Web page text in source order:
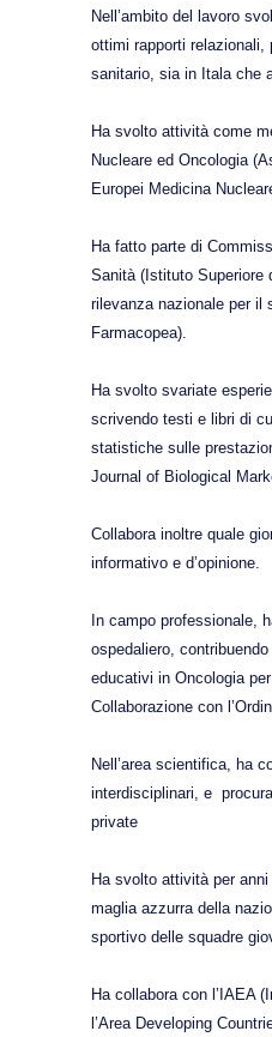
Nell’ambito del lavoro
ottimi rapporti relazionali,
sanitario, sia in Itala che
Ha svolto attività come
Nucleare ed Oncologia
Europei Medicina
Ha fatto parte di
Sanità (Istituto Superiore
rilevanza nazionale per il
Farmacopea).
Ha svolto svariate
scrivendo testi e libri di
statistiche sulle
Journal of Biological
Collabora inoltre quale
informativo e d’opinione.
In campo professionale,
ospedaliero,
educativi in Oncologia
Collaborazione con
Nell’area scientifica, ha
interdisciplinari, e
private
Ha svolto attività per
maglia azzurra della
sportivo delle squadre
Ha collabora con l’IAEA
l’Area Developing